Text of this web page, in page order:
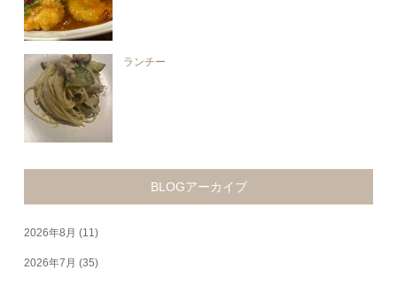
ランチー
BLOGアーカイブ
2026年8月 (11)
2026年7月 (35)